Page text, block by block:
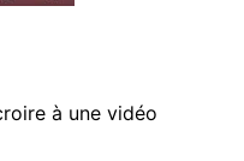
à une vidéo